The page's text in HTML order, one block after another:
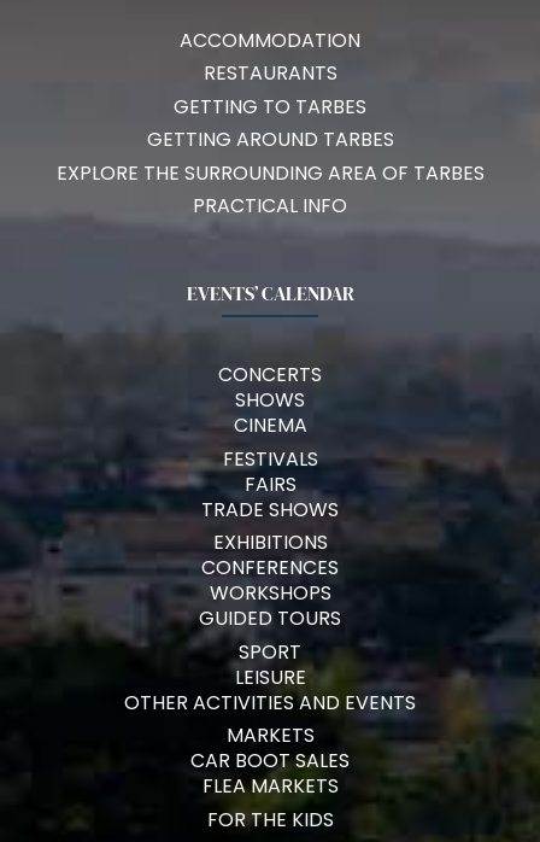
ACCOMMODATION
RESTAURANTS
GETTING TO TARBES
GETTING AROUND TARBES
EXPLORE THE SURROUNDING AREA OF TARBES
PRACTICAL INFO
EVENTS’ CALENDAR
CONCERTS
SHOWS
CINEMA
FESTIVALS
FAIRS
TRADE SHOWS
EXHIBITIONS
CONFERENCES
WORKSHOPS
GUIDED TOURS
SPORT
LEISURE
OTHER ACTIVITIES AND EVENTS
MARKETS
CAR BOOT SALES
FLEA MARKETS
FOR THE KIDS